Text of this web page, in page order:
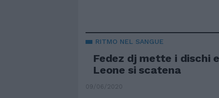
RITMO NEL SANGUE
Fedez dj mette i dischi
Leone si scatena
09/06/2020